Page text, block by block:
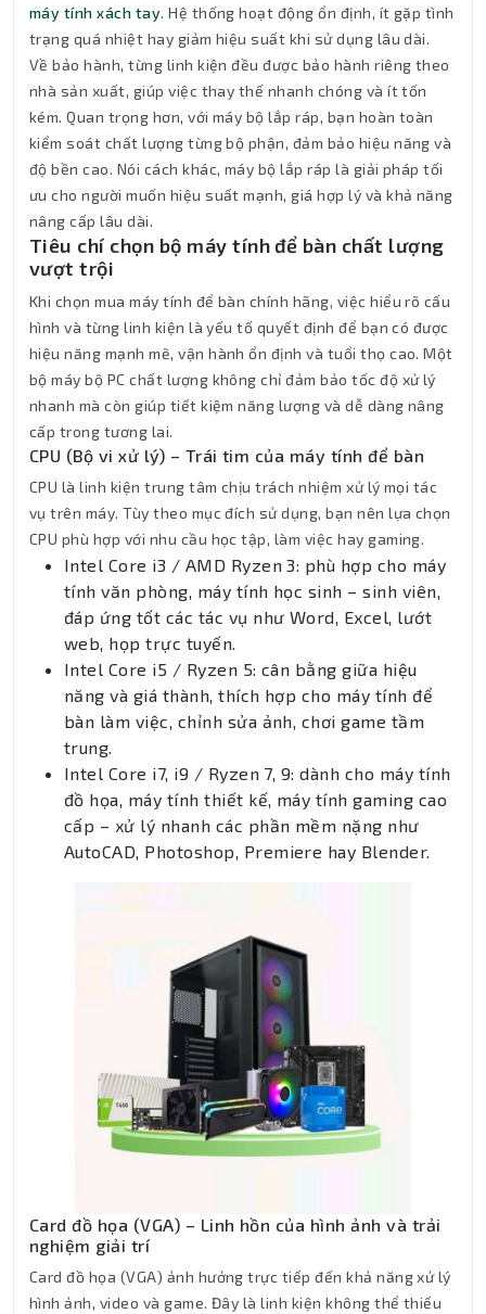
máy tính xách tay. Hệ thống hoạt động ổn định, ít gặp tình
trạng quá nhiệt hay giảm hiệu suất khi sử dụng lâu dài.
Về bảo hành, từng linh kiện đều được bảo hành riêng theo
nhà sản xuất, giúp việc thay thế nhanh chóng và ít tốn
kém. Quan trọng hơn, với máy bộ lắp ráp, bạn hoàn toàn
kiểm soát chất lượng từng bộ phận, đảm bảo hiệu năng và
độ bền cao. Nói cách khác, máy bộ lắp ráp là giải pháp tối
ưu cho người muốn hiệu suất mạnh, giá hợp lý và khả năng
nâng cấp lâu dài.
Tiêu chí chọn bộ máy tính để bàn chất lượng
vượt trội
Khi chọn mua máy tính để bàn chính hãng, việc hiểu rõ cấu
hình và từng linh kiện là yếu tố quyết định để bạn có được
hiệu năng mạnh mẽ, vận hành ổn định và tuổi thọ cao. Một
bộ máy bộ PC chất lượng không chỉ đảm bảo tốc độ xử lý
nhanh mà còn giúp tiết kiệm năng lượng và dễ dàng nâng
cấp trong tương lai.
CPU (Bộ vi xử lý) – Trái tim của máy tính để bàn
CPU là linh kiện trung tâm chịu trách nhiệm xử lý mọi tác
vụ trên máy. Tùy theo mục đích sử dụng, bạn nên lựa chọn
CPU phù hợp với nhu cầu học tập, làm việc hay gaming.
Intel Core i3 / AMD Ryzen 3: phù hợp cho máy
tính văn phòng, máy tính học sinh – sinh viên,
đáp ứng tốt các tác vụ như Word, Excel, lướt
web, họp trực tuyến.
Intel Core i5 / Ryzen 5: cân bằng giữa hiệu
năng và giá thành, thích hợp cho máy tính để
bàn làm việc, chỉnh sửa ảnh, chơi game tầm
trung.
Intel Core i7, i9 / Ryzen 7, 9: dành cho máy tính
đồ họa, máy tính thiết kế, máy tính gaming cao
cấp – xử lý nhanh các phần mềm nặng như
AutoCAD, Photoshop, Premiere hay Blender.
Card đồ họa (VGA) – Linh hồn của hình ảnh và trải
nghiệm giải trí
Card đồ họa (VGA) ảnh hưởng trực tiếp đến khả năng xử lý
hình ảnh, video và game. Đây là linh kiện không thể thiếu